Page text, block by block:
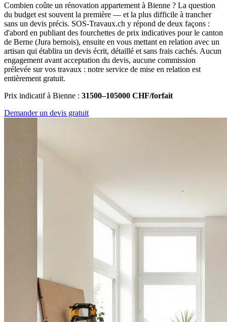
Combien coûte un rénovation appartement à Bienne ? La question
du budget est souvent la première — et la plus difficile à trancher
sans un devis précis. SOS-Travaux.ch y répond de deux façons :
d'abord en publiant des fourchettes de prix indicatives pour le canton
de Berne (Jura bernois), ensuite en vous mettant en relation avec un
artisan qui établira un devis écrit, détaillé et sans frais cachés. Aucun
engagement avant acceptation du devis, aucune commission
prélevée sur vos travaux : notre service de mise en relation est
entièrement gratuit.
Prix indicatif à Bienne : 31500–105000 CHF/forfait
Demander un devis gratuit